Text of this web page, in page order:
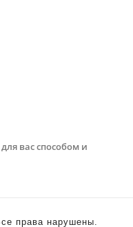
вас способом и
права нарушены.